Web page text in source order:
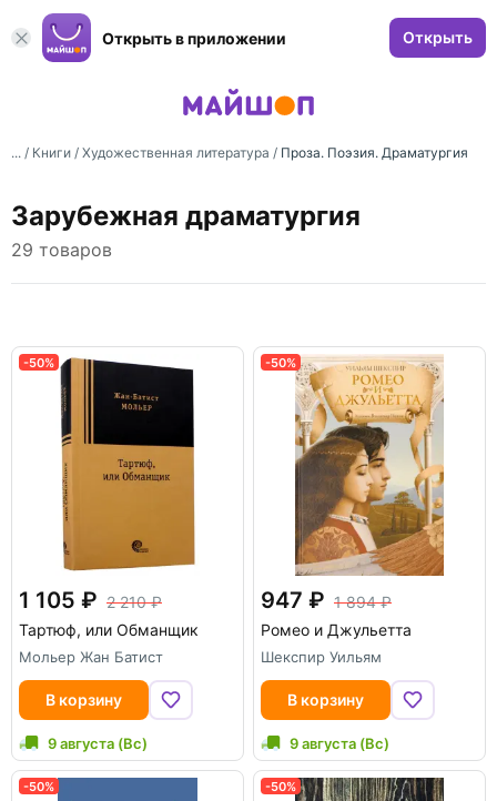
Открыть в приложении Открыть
... / Книги / Художественная литература / Проза. Поэзия. Драматургия
Зарубежная драматургия
29 товаров
-50%
1 105
2 210
Тартюф, или Обманщик
Мольер Жан Батист
В корзину
9 августа (Вс)
-50%
947
1 894
Ромео и Джульетта
Шекспир Уильям
В корзину
9 августа (Вс)
-50% -50%